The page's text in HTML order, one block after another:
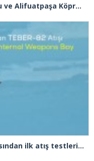
Sakarya Pamukova YHT istasyonu ve Alifuatpaşa Köprülü Kavşağı açılışı gerçekleşti
KIZILELMA dahili mühimmat yuvasından ilk atış testlerini başarıyla tamamladı